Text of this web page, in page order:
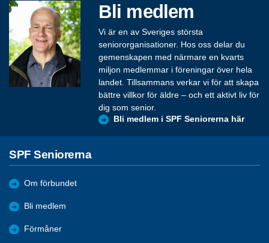
Bli medlem
Vi är en av Sveriges största
seniororganisationer. Hos oss delar du
gemenskapen med närmare en kvarts
miljon medlemmar i föreningar över hela
landet. Tillsammans verkar vi för att skapa
bättre villkor för äldre – och ett aktivt liv för
dig som senior.
Bli medlem i SPF Seniorerna här
SPF Seniorerna
Om förbundet
Bli medlem
Förmåner